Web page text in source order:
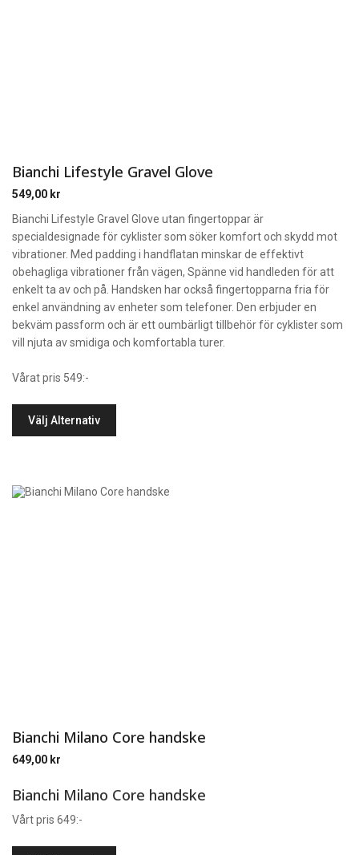
Bianchi Lifestyle Gravel Glove
549,00 kr
Bianchi Lifestyle Gravel Glove utan fingertoppar är
specialdesignade för cyklister som söker komfort och skydd mot
vibrationer. Med padding i handflatan minskar de effektivt
obehagliga vibrationer från vägen, Spänne vid handleden för att
enkelt ta av och på. Handsken har också fingertopparna fria för
enkel användning av enheter som telefoner. Den erbjuder en
bekväm passform och är ett oumbärligt tillbehör för cyklister som
vill njuta av smidiga och komfortabla turer.
Vårat pris 549:-
Välj Alternativ
Bianchi Milano Core handske
649,00 kr
Bianchi Milano Core handske
Vårt pris 649:-